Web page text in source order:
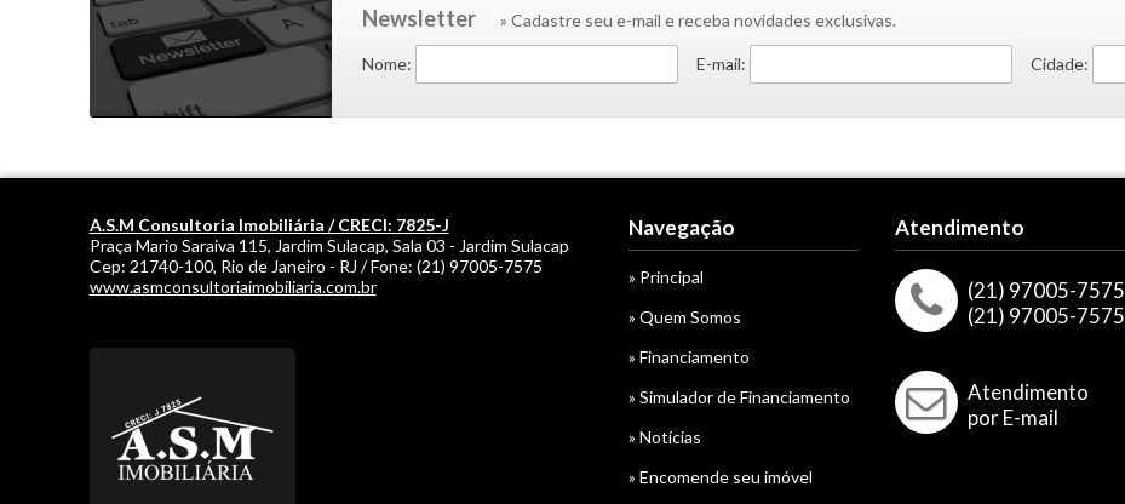
Newsletter » Cadastre seu e-mail e receba novidades exclusivas.
Nome: E-mail: Cidade:
A.S.M Consultoria Imobiliária / CRECI: 7825-J
Praça Mario Saraiva 115, Jardim Sulacap, Sala 03 - Jardim Sulacap
Cep: 21740-100, Rio de Janeiro - RJ / Fone: (21) 97005-7575
www.asmconsultoriaimobiliaria.com.br
Navegação
» Principal
» Quem Somos
» Financiamento
» Simulador de Financiamento
» Notícias
» Encomende seu imóvel
Atendimento
(21) 97005-7575
(21) 97005-7575
Atendimento
por E-mail